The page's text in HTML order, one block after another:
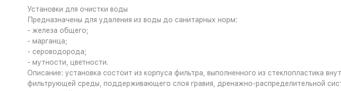
Установки для очистки воды
Предназначены для удаления из воды до санитарных норм:
- железа общего;
- марганца;
- сероводорода;
- мутности, цветности.
Описание: установка состоит из корпуса фильтра, выполненного из стеклопластика
фильтрующей среды, поддерживающего слоя гравия, дренажно-распределительной